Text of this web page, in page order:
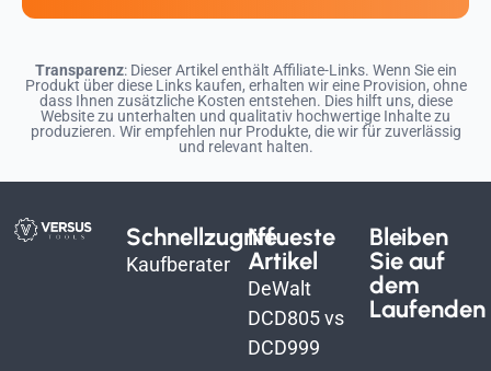
Transparenz: Dieser Artikel enthält Affiliate-Links. Wenn Sie ein
Produkt über diese Links kaufen, erhalten wir eine Provision, ohne
dass Ihnen zusätzliche Kosten entstehen. Dies hilft uns, diese
Website zu unterhalten und qualitativ hochwertige Inhalte zu
produzieren. Wir empfehlen nur Produkte, die wir für zuverlässig
und relevant halten.
Schnellzugriff
Kaufberater
Neueste
Artikel
DeWalt
DCD805 vs
DCD999
Bleiben
Sie auf
dem
Laufenden